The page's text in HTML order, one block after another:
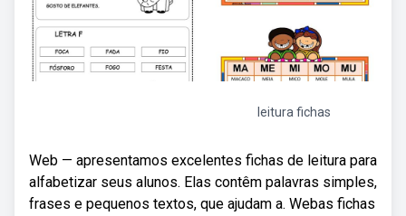
leitura fichas
Web — apresentamos excelentes fichas de leitura para
alfabetizar seus alunos. Elas contêm palavras simples,
frases e pequenos textos, que ajudam a. Webas fichas